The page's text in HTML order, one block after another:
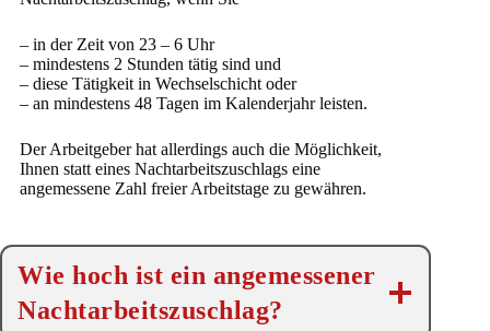
– in der Zeit von 23 – 6 Uhr
– mindestens 2 Stunden tätig sind und
– diese Tätigkeit in Wechselschicht oder
– an mindestens 48 Tagen im Kalenderjahr leisten.
Der Arbeitgeber hat allerdings auch die Möglichkeit,
Ihnen statt eines Nachtarbeitszuschlags eine
angemessene Zahl freier Arbeitstage zu gewähren.
Wie hoch ist ein angemessener
Nachtarbeitszuschlag?